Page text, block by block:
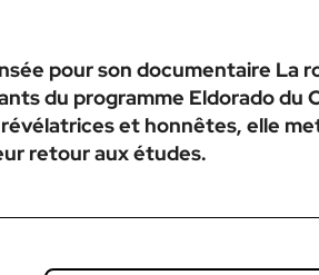
pour son documentaire La
du programme Eldorado du
et honnêtes, elle
retour aux études.